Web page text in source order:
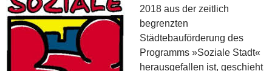
2018 aus der zeitlich
begrenzten
Städtebauförderung des
Programms »Soziale Stadt«
herausgefallen ist, geschieht